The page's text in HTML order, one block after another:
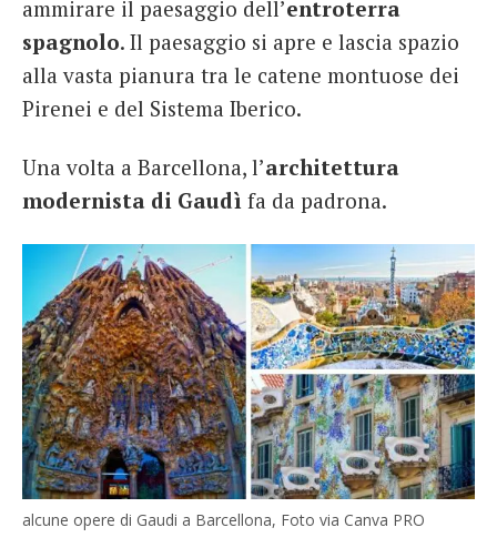
ammirare il paesaggio dell’entroterra
spagnolo. Il paesaggio si apre e lascia spazio
alla vasta pianura tra le catene montuose dei
Pirenei e del Sistema Iberico.
Una volta a Barcellona, l’architettura
modernista di Gaudì fa da padrona.
alcune opere di Gaudi a Barcellona, Foto via Canva PRO